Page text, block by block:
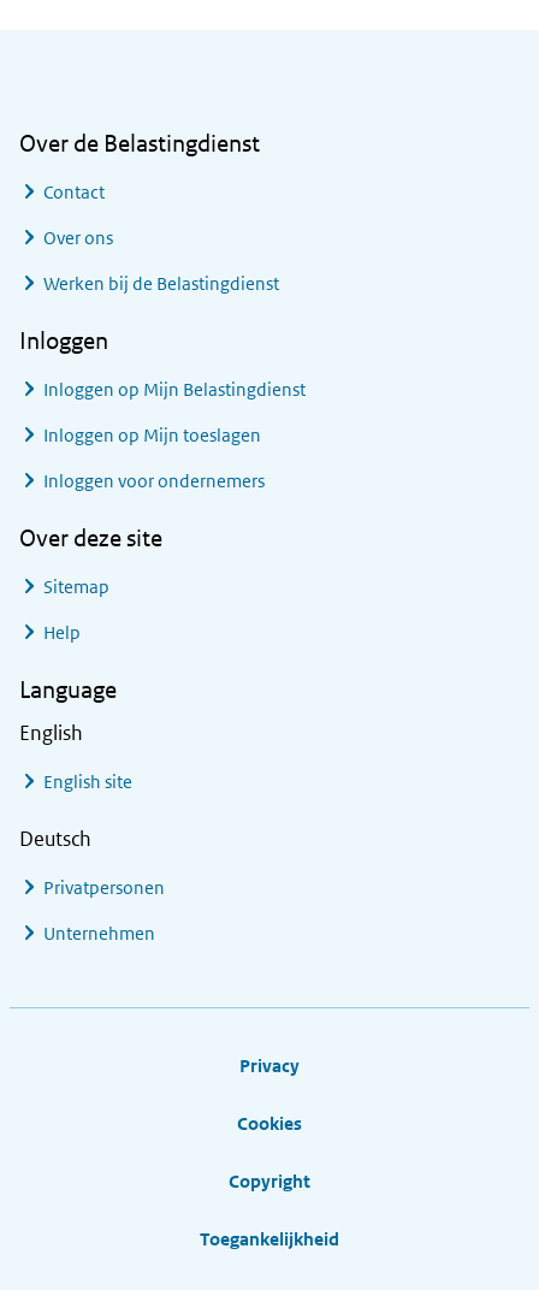
Over de Belastingdienst
Contact
Over ons
Werken bij de Belastingdienst
Inloggen
Inloggen op Mijn Belastingdienst
Inloggen op Mijn toeslagen
Inloggen voor ondernemers
Over deze site
Sitemap
Help
Language
English
English site
Deutsch
Privatpersonen
Unternehmen
Privacy
Cookies
Copyright
Toegankelijkheid